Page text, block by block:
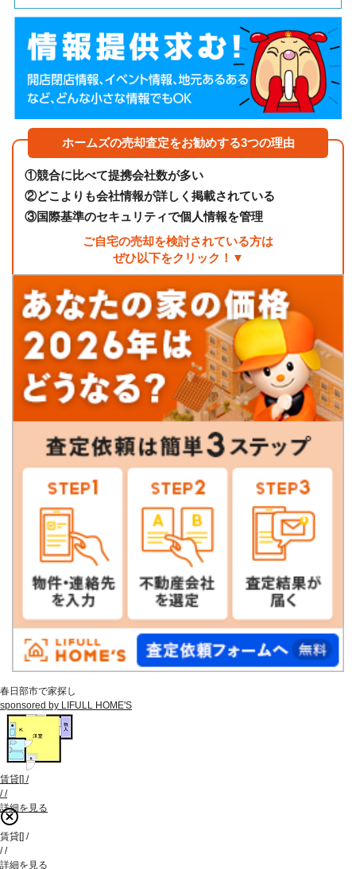
ホームズの売却査定をお勧めする3つの理由
①競合に比べて提携会社数が多い
②どこよりも会社情報が詳しく掲載されている
③国際基準のセキュリティで個人情報を管理
ご自宅の売却を検討されている方は
ぜひ以下をクリック！▼
春日部市で家探し
sponsored by LIFULL HOME'S
賃貸[] /
//
詳細を見る
賃貸[] /
//
詳細を見る